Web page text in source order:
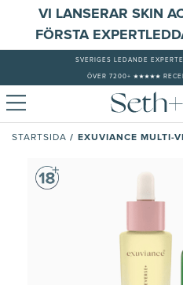
VI LANSERAR SKIN
FÖRSTA
SVERIGES LEDANDE
ÖVER 7200+ ★★★★★
STARTSIDA / EXUVIANCE MULTI-